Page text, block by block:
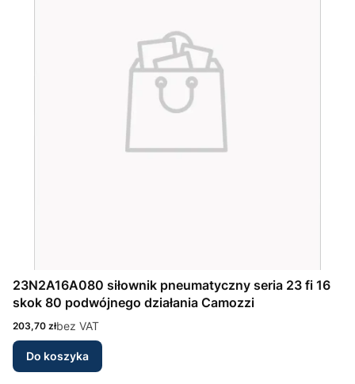
23N2A16A080 siłownik pneumatyczny seria 23 fi 16
skok 80 podwójnego działania Camozzi
Cena
203,70 złbez VAT
Do koszyka